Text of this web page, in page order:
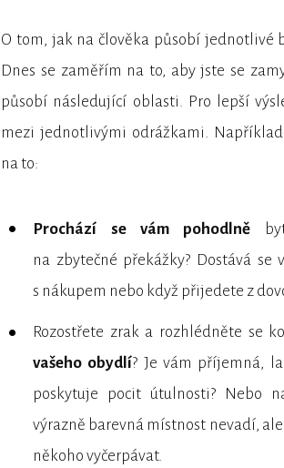
O tom, jak na člověka působí jednotlivé
Dnes se zaměřím na to, aby jste se
působí následující oblasti. Pro lepší
mezi jednotlivými odrážkami.
na to:
Prochází se vám pohodlně
na zbytečné překážky? Dostává
s nákupem nebo když přijedete z
Rozostřete zrak a rozhlédněte se
vašeho obydlí? Je vám příjemná,
poskytuje pocit útulnosti? Nebo
výrazně barevná místnost nevadí,
někoho vyčerpávat.